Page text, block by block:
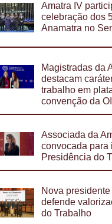
Amatra IV
celebração dos
Anamatra no
Magistradas da
destacam
trabalho em
convenção da
Associada da
convocada para
Presidência do
Nova
defende
do Trabalho